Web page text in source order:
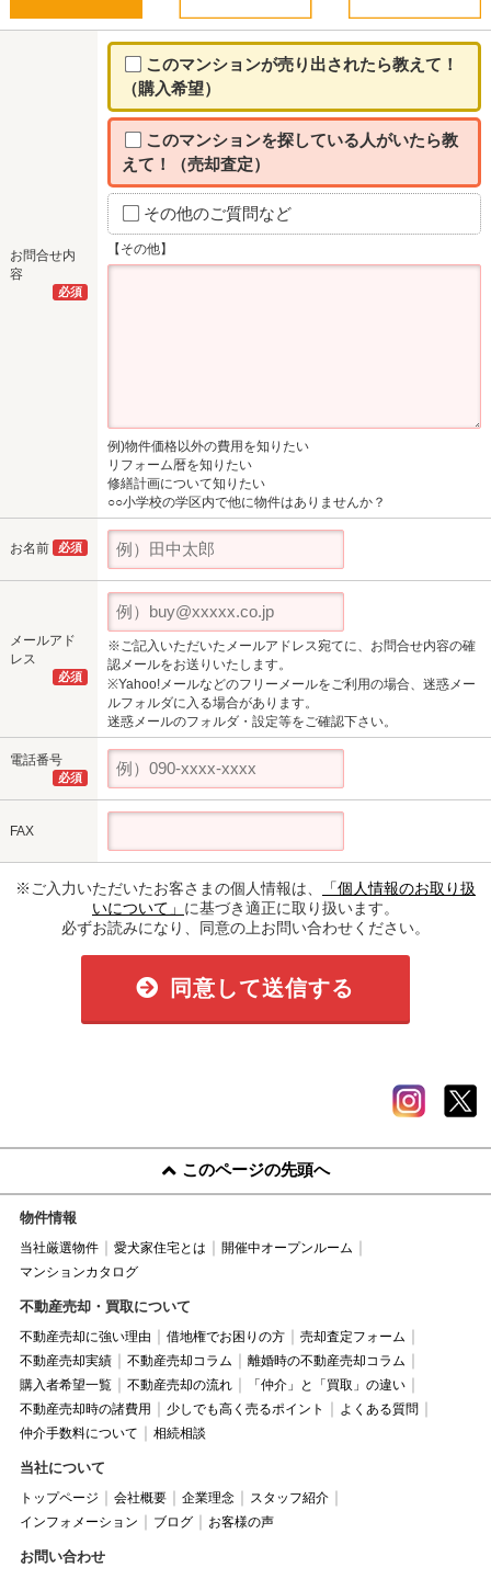
お問合せ内
容
必須
このマンションが売り出されたら教えて！
（購入希望）
このマンションを探している人がいたら教
えて！（売却査定）
その他のご質問など
【その他】
例)物件価格以外の費用を知りたい
リフォーム暦を知りたい
修繕計画について知りたい
○○小学校の学区内で他に物件はありませんか？
お名前 必須
メールアド
レス
必須
※ご記入いただいたメールアドレス宛てに、お問合せ内容の確
認メールをお送りいたします。
※Yahoo!メールなどのフリーメールをご利用の場合、迷惑メー
ルフォルダに入る場合があります。
迷惑メールのフォルダ・設定等をご確認下さい。
電話番号
必須
FAX
※ご入力いただいたお客さまの個人情報は、
「個人情報のお取り扱
いについて」 に基づき適正に取り扱います。
必ずお読みになり、同意の上お問い合わせください。
同意して送信する
このページの先頭へ
物件情報
当社厳選物件 愛犬家住宅とは
開催中オープンルーム
マンションカタログ
不動産売却・買取について
不動産売却に強い理由 借地権でお困りの方
売却査定フォーム
不動産売却実績
不動産売却コラム
離婚時の不動産売却コラム
購入者希望一覧
不動産売却の流れ
「仲介」と「買取」の違い
不動産売却時の諸費用
少しでも高く売るポイント
よくある質問
仲介手数料について
相続相談
当社について
トップページ 会社概要 企業理念
スタッフ紹介
インフォメーション
ブログ お客様の声
お問い合わせ